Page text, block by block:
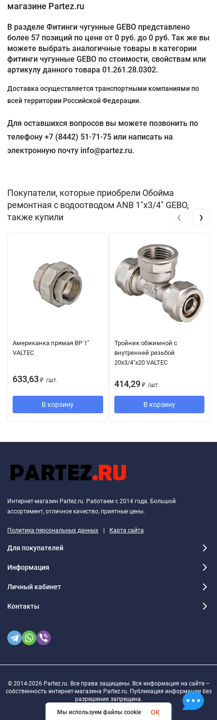
магазине Partez.ru
В разделе Фитинги чугунные GEBO представлено
более 57 позиций по цене от 0 руб. до 0 руб. Так же вы
можете выбрать аналогичные товары в категории
фитинги чугунные GEBO по стоимости, свойствам или
артикулу данного товара 01.261.28.0302.
Доставка осуществляется транспортными компаниями по
всей территории Российской Федерации.
Для оставшихся вопросов вы можете позвонить по
телефону +7 (8442) 51-71-75 или написать на
электронную почту info@partez.ru.
Покупатели, которые приобрели Обойма
ремонтная с водоотводом ANB 1"x3/4" GEBO,
также купили
Американка прямая ВР 1"
VALTEC
633,63 ₽ /шт.
В корзину
Тройник обжимной с
внутренней резьбой
20х3/4"х20 VALTEC
414,29 ₽ /шт.
В корзину
‹ ›
Интернет-магазин Partez.ru. Работаем с 2014 года. Большой
ассортимент, отличное качество, приятные цены.
Политика персональных данных | Карта сайта
Для покупателей
Информация
Личный кабинет
Контакты
© 2014-2026 Partez.ru. Все права защищены. Вся информация на сайте –
собственность интернет-магазина Partez.ru. Публикация информации без
разрешения запрещена.
Мы используем файлы cookie
OK